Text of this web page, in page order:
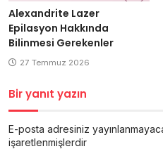
Alexandrite Lazer
Epilasyon Hakkında
Bilinmesi Gerekenler
27 Temmuz 2026
Bir yanıt yazın
E-posta adresiniz
işaretlenmişlerdir